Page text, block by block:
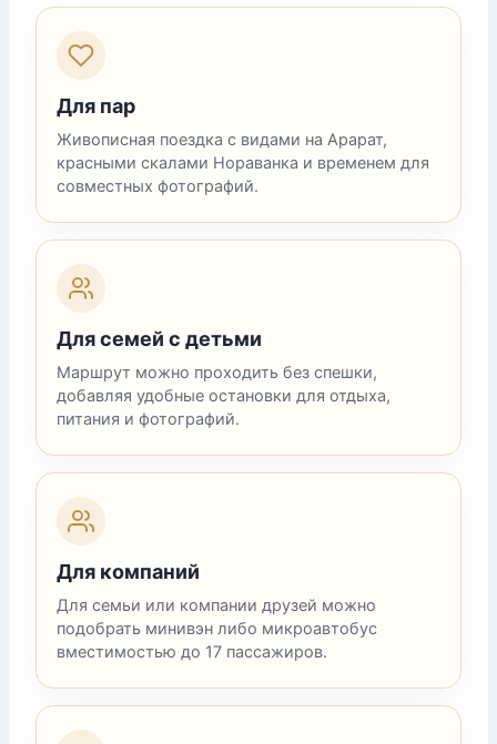
Для пар
Живописная поездка с видами на Арарат,
красными скалами Нораванка и временем для
совместных фотографий.
Для семей с детьми
Маршрут можно проходить без спешки,
добавляя удобные остановки для отдыха,
питания и фотографий.
Для компаний
Для семьи или компании друзей можно
подобрать минивэн либо микроавтобус
вместимостью до 17 пассажиров.